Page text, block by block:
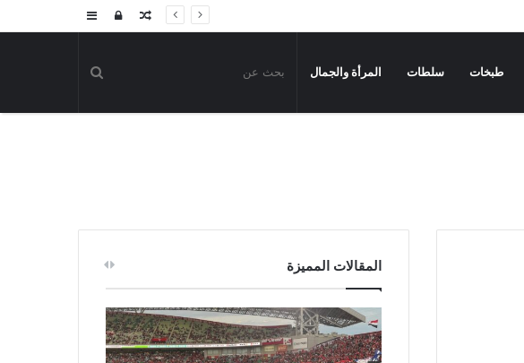
إضافةتسجيلمقال
طبخات سلطات المرأة والجمال
المقالات المميزة